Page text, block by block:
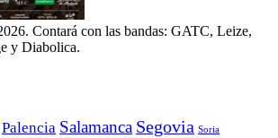
Contará con las bandas: GATC, Leize,
y Diabolica.
Palencia Salamanca Segovia Soria